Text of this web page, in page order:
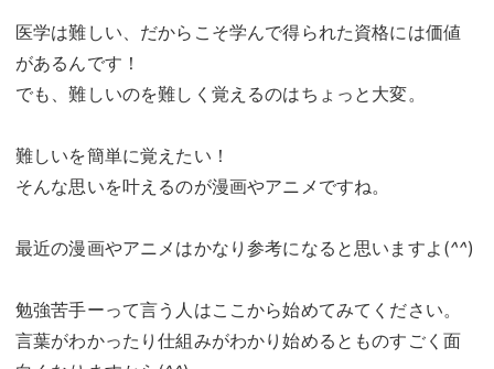
医学は難しい、だからこそ学んで得られた資格には価値
があるんです！
でも、難しいのを難しく覚えるのはちょっと大変。
難しいを簡単に覚えたい！
そんな思いを叶えるのが漫画やアニメですね。
最近の漫画やアニメはかなり参考になると思いますよ(^^)
勉強苦手ーって言う人はここから始めてみてください。
言葉がわかったり仕組みがわかり始めるとものすごく面